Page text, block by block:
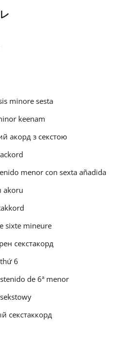
minore sesta
keenam
акорд з секстою
menor con sexta añadida
akoru
sixte mineure
секстакорд
6
de 6ª menor
секстаккорд